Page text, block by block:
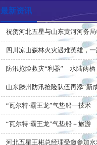
最新资讯
祝贺河北五星与山东黄河河务
四川凉山森林火灾遇难英雄，
防汛抢险救灾“利器”—水陆两栖
山东滕州防汛抢险队伍再添“新
“瓦尔特·霸王龙”气垫船—技术
“瓦尔特·霸王龙”气垫船－旅游
河北五星王彬总经理受邀参加